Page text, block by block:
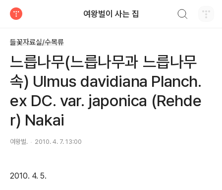
여왕벌이 사는 집
들꽃자료실/수목류
느릅나무(느릅나무과 느릅나무
속) Ulmus davidiana Planch.
ex DC. var. japonica (Rehde
r) Nakai
여왕벌. 2010. 4. 7. 13:00
2010. 4. 5.